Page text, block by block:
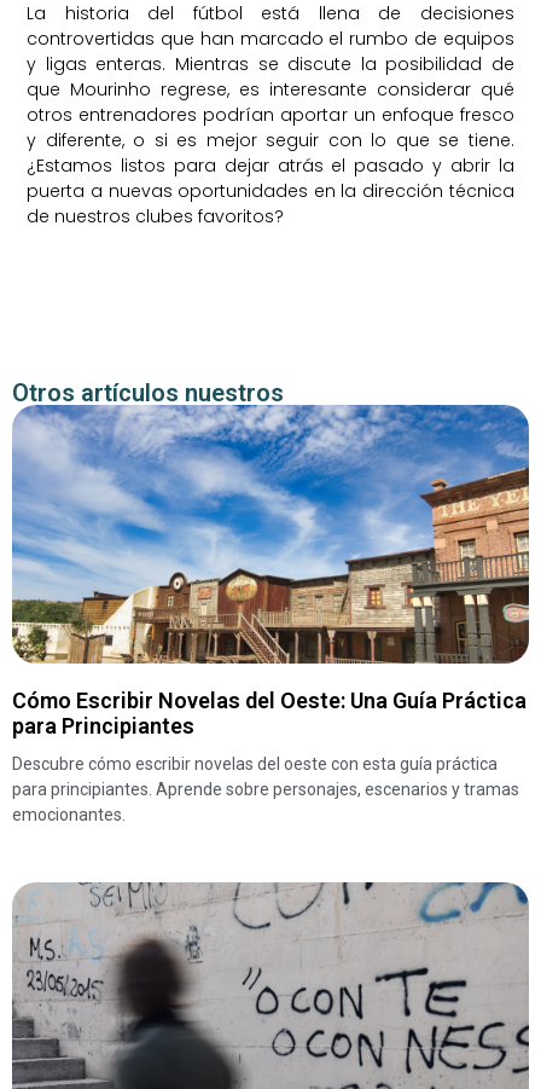
La historia del fútbol está llena de decisiones
controvertidas que han marcado el rumbo de equipos
y ligas enteras. Mientras se discute la posibilidad de
que Mourinho regrese, es interesante considerar qué
otros entrenadores podrían aportar un enfoque fresco
y diferente, o si es mejor seguir con lo que se tiene.
¿Estamos listos para dejar atrás el pasado y abrir la
puerta a nuevas oportunidades en la dirección técnica
de nuestros clubes favoritos?
Otros artículos nuestros
Cómo Escribir Novelas del Oeste: Una Guía Práctica
para Principiantes
Descubre cómo escribir novelas del oeste con esta guía práctica
para principiantes. Aprende sobre personajes, escenarios y tramas
emocionantes.